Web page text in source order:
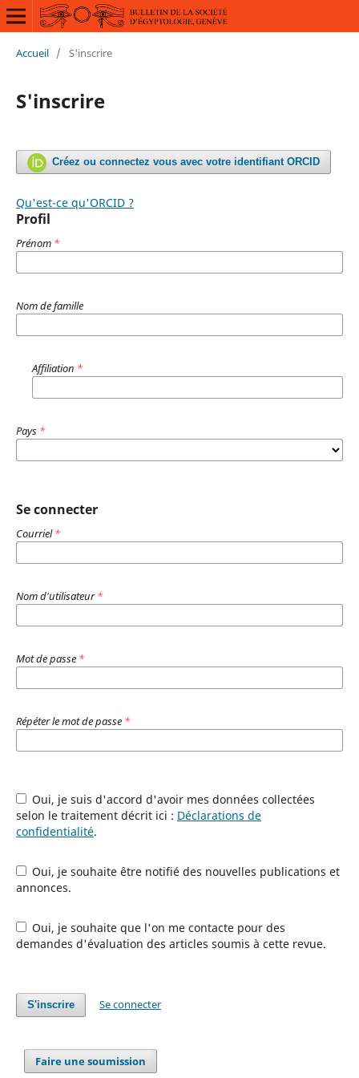
Accueil / S'inscrire
S'inscrire
Créez ou connectez vous avec votre identifiant ORCID
Qu'est-ce qu'ORCID ?
Profil
Prénom *
Nom de famille
Affiliation *
Pays *
Se connecter
Courriel*
Nom d'utilisateur*
Mot de passe *
Répéter le mot de passe *
Oui, je suis d'accord d'avoir mes données collectées
selon le traitement décrit ici : Déclarations de
confidentialité.
Oui, je souhaite être notifié des nouvelles publications et
annonces.
Oui, je souhaite que l'on me contacte pour des
demandes d'évaluation des articles soumis à cette revue.
S'inscrire Se connecter
Faire une soumission